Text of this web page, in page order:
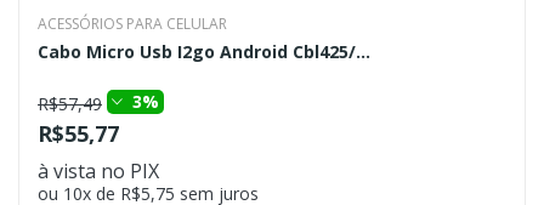
ACESSÓRIOS PARA CELULAR
Cabo Micro Usb I2go Android Cbl425/...
R$57,49 3%
R$55,77
à vista no PIX
ou 10x de R$5,75 sem juros